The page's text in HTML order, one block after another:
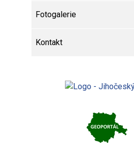
Fotogalerie
Kontakt